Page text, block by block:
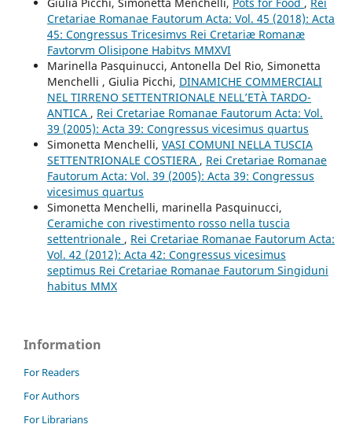
Giulia Picchi, Simonetta Menchelli, Pots for Food , Rei
Cretariae Romanae Fautorum Acta: Vol. 45 (2018): Acta
45: Congressus Tricesimvs Rei Cretariæ Romanæ
Favtorvm Olisipone Habitvs MMXVI
Marinella Pasquinucci, Antonella Del Rio, Simonetta
Menchelli , Giulia Picchi, DINAMICHE COMMERCIALI
NEL TIRRENO SETTENTRIONALE NELL’ETÀ TARDO-
ANTICA , Rei Cretariae Romanae Fautorum Acta: Vol.
39 (2005): Acta 39: Congressus vicesimus quartus
Simonetta Menchelli, VASI COMUNI NELLA TUSCIA
SETTENTRIONALE COSTIERA , Rei Cretariae Romanae
Fautorum Acta: Vol. 39 (2005): Acta 39: Congressus
vicesimus quartus
Simonetta Menchelli, marinella Pasquinucci,
Ceramiche con rivestimento rosso nella tuscia
settentrionale , Rei Cretariae Romanae Fautorum Acta:
Vol. 42 (2012): Acta 42: Congressus vicesimus
septimus Rei Cretariae Romanae Fautorum Singiduni
habitus MMX
Information
For Readers
For Authors
For Librarians